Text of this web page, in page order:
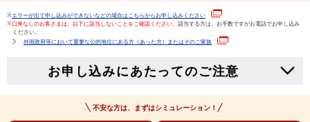
※エラーが出て申し込みができないなどの場合はこちらからお申し込みください
※口座なしのお客さまは、以下に該当しないことをご確認ください。 該当する方は、お手数ですがお電話でお申し込み
ください。
外国政府等において重要な公的地位にある方（あった方）またはそのご家族
お申し込みにあたってのご注意
不安な方は、まずはシミュレーション！